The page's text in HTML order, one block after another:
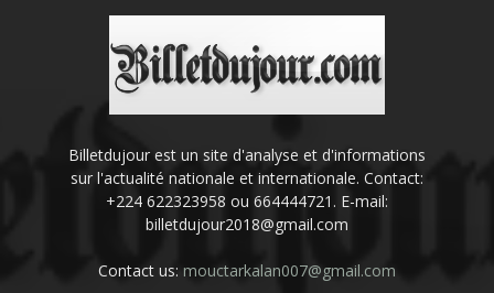
Billetdujour est un site d'analyse et d'informations
sur l'actualité nationale et internationale. Contact:
+224 622323958 ou 664444721. E-mail:
billetdujour2018@gmail.com
Contact us: mouctarkalan007@gmail.com